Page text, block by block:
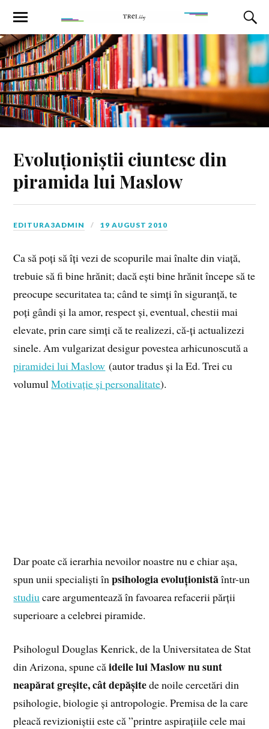
Evoluționiștii ciuntesc din
piramida lui Maslow
EDITURA3ADMIN 19 AUGUST 2010
Ca să poți să îți vezi de scopurile mai înalte din viață,
trebuie să fi bine hrănit; dacă ești bine hrănit începe să te
preocupe securitatea ta; când te simți în siguranță, te
poți gândi și la amor, respect și, eventual, chestii mai
elevate, prin care simți că te realizezi, că-ți actualizezi
sinele. Am vulgarizat desigur povestea arhicunoscută a
piramidei lui Maslow (autor tradus și la Ed. Trei cu
volumulMotivație și personalitate).
Dar poate că ierarhia nevoilor noastre nu e chiar așa,
spun unii specialiști înpsihologia evoluționistăîntr-un
studiu care argumentează în favoarea refacerii părții
superioare a celebrei piramide.
Psihologul Douglas Kenrick, de la Universitatea de Stat
din Arizona, spune căideile lui Maslow nu sunt
neapărat greșite, cât depășitede noile cercetări din
psihologie, biologie și antropologie. Premisa de la care
pleacă revizioniștii este că ”printre aspirațiile cele mai